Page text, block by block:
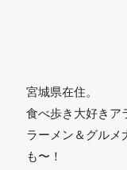
宮城県在住。
食べ歩き大好きア
ラーメン＆グルメ
も〜！